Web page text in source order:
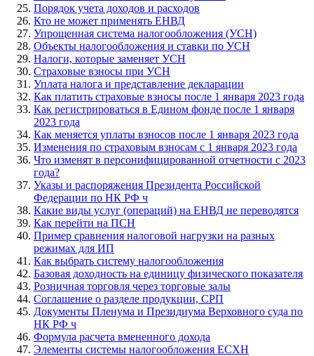
Порядок учета доходов и расходов
Кто не может применять ЕНВД
Упрощенная система налогообложения (УСН)
Объекты налогообложения и ставки по УСН
Налоги, которые заменяет УСН
Страховые взносы при УСН
Уплата налога и представление декларации
Как платить страховые взносы после 1 января 2023 года
Как регистрироваться в Едином фонде после 1 января
2023 года
Как меняется уплаты взносов после 1 января 2023 года
Изменения по страховым взносам с 1 января 2023 года
Что изменят в персонифицированной отчетности с 2023
года?
Указы и распоряжения Президента Российской
Федерации по НК РФ ч
Какие виды услуг (операций) на ЕНВД не переводятся
Как перейти на ПСН
Пример сравнения налоговой нагрузки на разных
режимах для ИП
Как выбрать систему налогообложения
Базовая доходность на единицу физического показателя
Розничная торговля через торговые залы
Соглашение о разделе продукции, СРП
Документы Пленума и Президиума Верховного суда по
НК РФ ч
Формула расчета вмененного дохода
Элементы системы налогообложения ЕСХН